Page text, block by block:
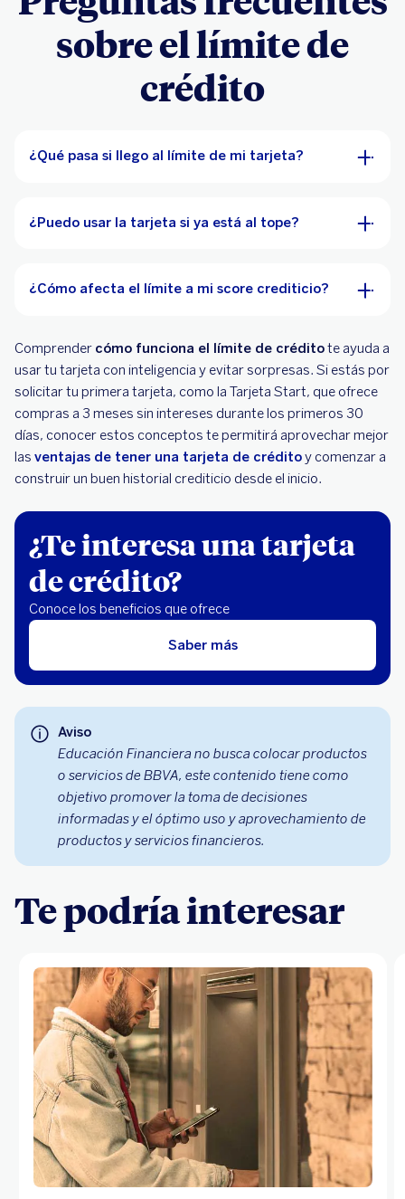
sobre el límite de
crédito
¿Qué pasa si llego al límite de mi tarjeta?
¿Puedo usar la tarjeta si ya está al tope?
¿Cómo afecta el límite a mi score crediticio?
Comprender cómo funciona el límite de créditote ayuda a
usar tu tarjeta con inteligencia y evitar sorpresas. Si estás por
solicitar tu primera tarjeta, como la Tarjeta Start, que ofrece
compras a 3 meses sin intereses durante los primeros 30
días, conocer estos conceptos te permitirá aprovechar mejor
las ventajas de tener una tarjeta de créditoy comenzar a
construir un buen historial crediticio desde el inicio.
¿Te interesa una tarjeta
de crédito?
Conoce los beneficios que ofrece
Saber más
Aviso
Educación Financiera no busca colocar productos
o servicios de BBVA, este contenido tiene como
objetivo promover la toma de decisiones
informadas y el óptimo uso y aprovechamiento de
productos y servicios financieros.
Te podría interesar